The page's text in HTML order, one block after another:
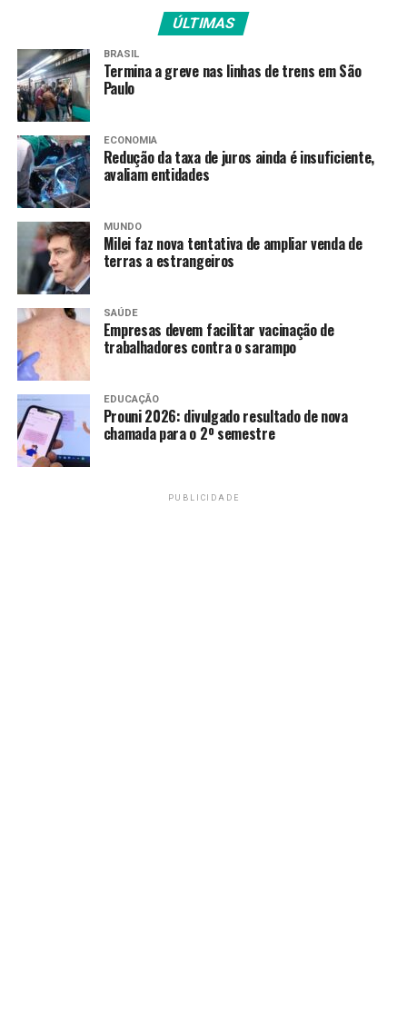
Amarildo Mota
ÚLTIMAS
BRASIL
Termina a greve nas linhas de trens em São
Paulo
ECONOMIA
Redução da taxa de juros ainda é insuficiente,
avaliam entidades
MUNDO
Milei faz nova tentativa de ampliar venda de
terras a estrangeiros
SAÚDE
Empresas devem facilitar vacinação de
trabalhadores contra o sarampo
EDUCAÇÃO
Prouni 2026: divulgado resultado de nova
chamada para o 2º semestre
PUBLICIDADE